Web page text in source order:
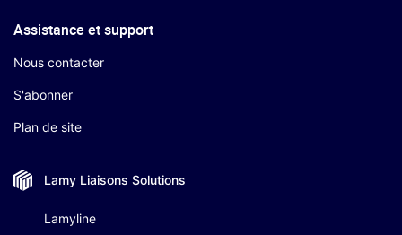
Assistance et support
Nous contacter
S'abonner
Plan de site
Lamy Liaisons Solutions
Lamyline